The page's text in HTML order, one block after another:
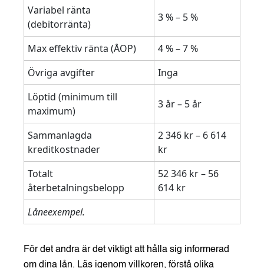
Variabel ränta
(debitorränta)
3 % – 5 %
Max effektiv ränta (ÅOP)
4 % – 7 %
Övriga avgifter
Inga
Löptid (minimum till
maximum)
3 år – 5 år
Sammanlagda
kreditkostnader
2 346 kr – 6 614
kr
Totalt
återbetalningsbelopp
52 346 kr – 56
614 kr
Låneexempel.
För det andra är det viktigt att hålla sig informerad
om dina lån. Läs igenom villkoren, förstå olika